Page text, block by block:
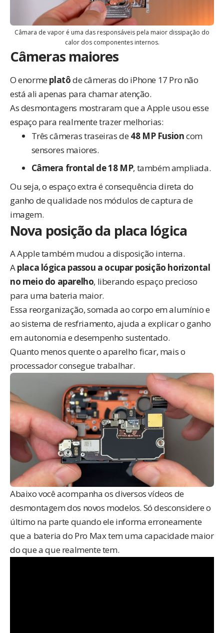
Câmara de vapor é uma das responsáveis pela maior dissipação do
calor dos componentes internos.
Câmeras maiores
O enorme platôde câmeras do iPhone 17 Pro não
está ali apenas para chamar atenção.
As desmontagens mostraram que a Apple usou esse
espaço para realmente trazer melhorias:
Três câmeras traseiras de 48 MP Fusioncom
sensores maiores.
Câmera frontal de 18 MP, também ampliada.
Ou seja, o espaço extra é consequência direta do
ganho de qualidade nos módulos de captura de
imagem.
Nova posição da placa lógica
A Apple também mudou a disposição interna.
Aplaca lógica passou a ocupar posição horizontal
no meio do aparelho, liberando espaço precioso
para uma bateria maior.
Essa reorganização, somada ao corpo em alumínio e
ao sistema de resfriamento, ajuda a explicar o ganho
em autonomia e desempenho sustentado.
Quanto menos quente o aparelho ficar, mais o
processador consegue trabalhar.
Abaixo você acompanha os diversos vídeos de
desmontagem dos novos modelos. Só desconsidere o
último na parte quando ele informa erroneamente
que a bateria do Pro Max tem uma capacidade maior
do que a que realmente tem.